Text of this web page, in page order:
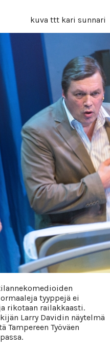
sunnari
tyyppejä ei
rikotaan railakkaasti.
Larry Davidin näytelmä
Tampereen Työväen